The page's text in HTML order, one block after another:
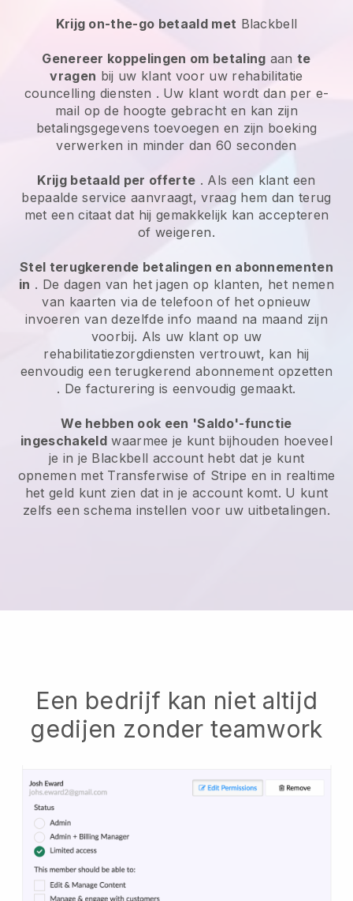
Krijg on-the-go betaald met Blackbell
Genereer koppelingen om betaling aante
vragen bij uw klant voor uw rehabilitatie
councelling diensten . Uw klant wordt dan per e-
mail op de hoogte gebracht en kan zijn
betalingsgegevens toevoegen en zijn boeking
verwerken in minder dan 60 seconden
Krijg betaald per offerte . Als een klant een
bepaalde service aanvraagt, vraag hem dan terug
met een citaat dat hij gemakkelijk kan accepteren
of weigeren.
Stel terugkerende betalingen en abonnementen
in . De dagen van het jagen op klanten, het nemen
van kaarten via de telefoon of het opnieuw
invoeren van dezelfde info maand na maand zijn
voorbij. Als uw klant op uw
rehabilitatiezorgdiensten vertrouwt, kan hij
eenvoudig een terugkerend abonnement opzetten
. De facturering is eenvoudig gemaakt.
We hebben ook een 'Saldo'-functie
ingeschakeldwaarmee je kunt bijhouden hoeveel
je in je Blackbell account hebt dat je kunt
opnemen met Transferwise of Stripe en in realtime
het geld kunt zien dat in je account komt. U kunt
zelfs een schema instellen voor uw uitbetalingen.
Een bedrijf kan niet altijd
gedijen zonder teamwork